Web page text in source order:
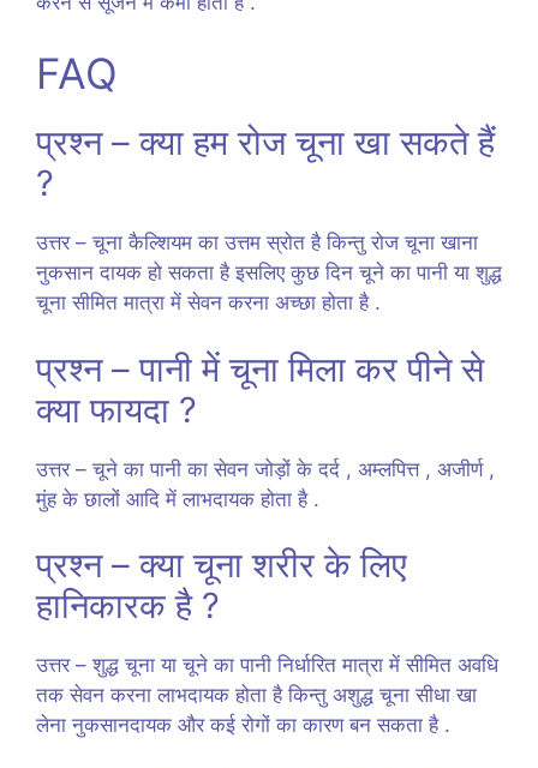
FAQ
प्रश्न – क्या हम रोज चूना खा सकते हैं
?
उत्तर – चूना कैल्शियम का उत्तम स्रोत है किन्तु रोज चूना खाना
नुकसान दायक हो सकता है इसलिए कुछ दिन चूने का पानी या शुद्ध
चूना सीमित मात्रा में सेवन करना अच्छा होता है .
प्रश्न – पानी में चूना मिला कर पीने से
क्या फायदा ?
उत्तर – चूने का पानी का सेवन जोड़ों के दर्द , अम्लपित्त , अजीर्ण ,
मुंह के छालों आदि में लाभदायक होता है .
प्रश्न – क्या चूना शरीर के लिए
हानिकारक है ?
उत्तर – शुद्ध चूना या चूने का पानी निर्धारित मात्रा में सीमित अवधि
तक सेवन करना लाभदायक होता है किन्तु अशुद्ध चूना सीधा खा
लेना नुकसानदायक और कई रोगों का कारण बन सकता है .